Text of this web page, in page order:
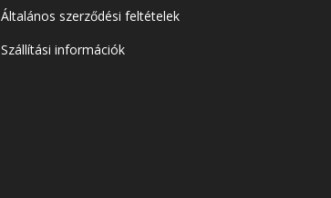
Általános szerződési feltételek
Szállítási információk